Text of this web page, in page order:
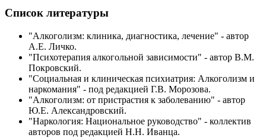
Список литературы
"Алкоголизм: клиника, диагностика, лечение" - автор
А.Е. Личко.
"Психотерапия алкогольной зависимости" - автор В.М.
Покровский.
"Социальная и клиническая психиатрия: Алкоголизм и
наркомания" - под редакцией Г.В. Морозова.
"Алкоголизм: от пристрастия к заболеванию" - автор
Ю.Е. Александровский.
"Наркология: Национальное руководство" - коллектив
авторов под редакцией Н.Н. Иванца.